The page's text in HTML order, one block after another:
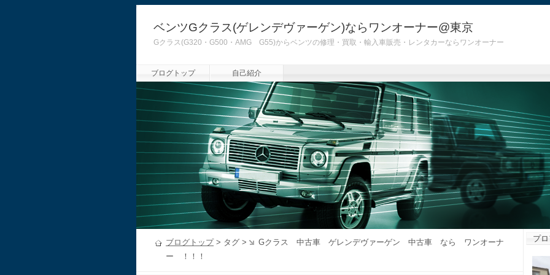
ベンツGクラス(ゲレンデヴァーゲン)ならワンオーナー@東京
Gクラス(G320・G500・AMG G55)からベンツの修理・買取・輸入車販売・レンタカーならワンオーナー
ブログトップ 自己紹介
ブログトップ> タグ >
Gクラス 中古車 ゲレンデヴァーゲン 中古車 なら ワンオーナ
ー ！！！
プ